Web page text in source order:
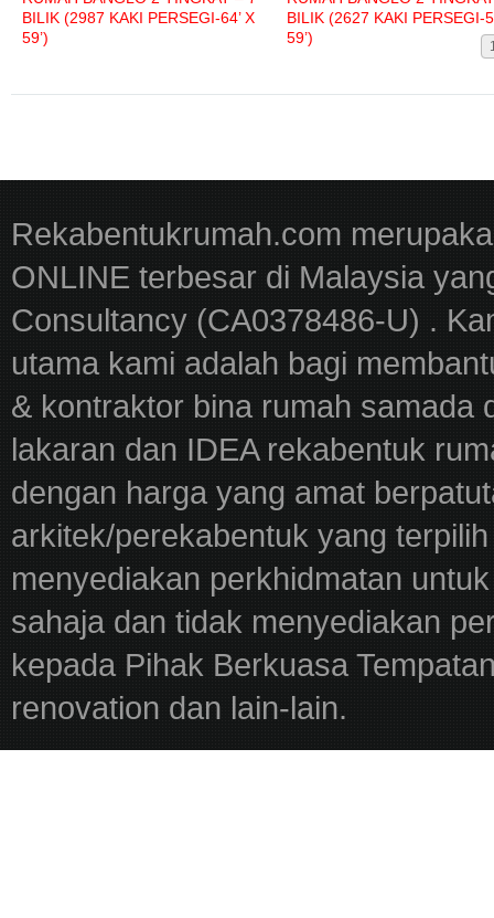
BILIK (2987 KAKI PERSEGI-64’ X
59’)
BILIK (2627 KAKI PERSEGI-
59’)
Rekabentukrumah.com
ONLINE terbesar di Malaysia
Consultancy (CA0378486-U) .
utama kami adalah bagi
& kontraktor bina rumah samada
lakaran dan IDEA rekabentuk
dengan harga yang amat
arkitek/perekabentuk yang
menyediakan perkhidmatan
sahaja dan tidak menyediakan
kepada Pihak Berkuasa
renovation dan lain-lain.